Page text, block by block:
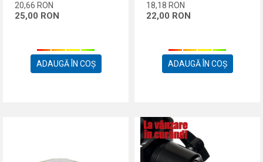
20,66 RON
25,00 RON
ADAUGĂ ÎN COȘ
18,18 RON
22,00 RON
ADAUGĂ ÎN COȘ